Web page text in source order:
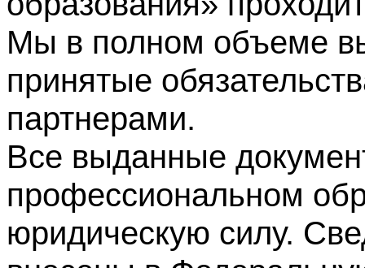
Мы в полном объеме
принятые
партнерами.
Все выданные
профессиональном
юридическую силу.